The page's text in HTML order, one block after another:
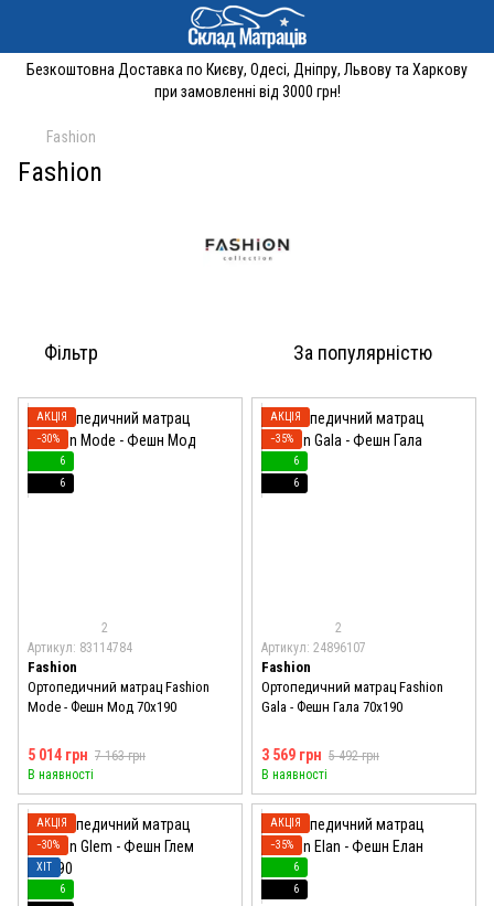
Безкоштовна Доставка по Києву, Одесі, Дніпру, Львову та Харкову
при замовленні від 3000 грн!
Fashion
Fashion
Фільтр За популярністю
АКЦІЯ
−30%
6
6
2
Артикул: 83114784
Fashion
Ортопедичний матрац Fashion
Mode - Фешн Мод 70x190
5 014 грн 7 163 грн
В наявності
АКЦІЯ
−35%
6
6
2
Артикул: 24896107
Fashion
Ортопедичний матрац Fashion
Gala - Фешн Гала 70x190
3 569 грн 5 492 грн
В наявності
АКЦІЯ
−30%
ХІТ
6
АКЦІЯ
−35%
6
6